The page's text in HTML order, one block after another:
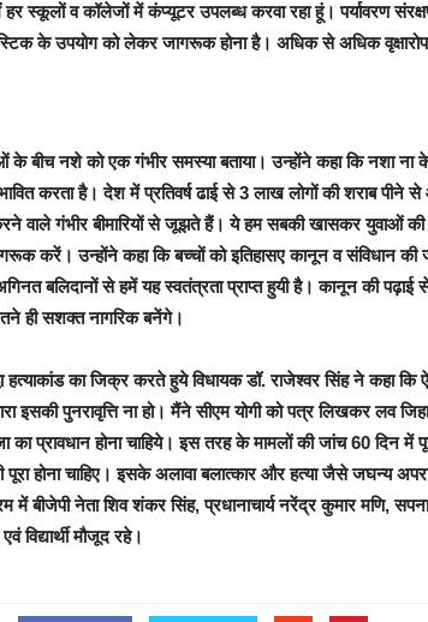
स्कूलों व कॉलेजों में कंप्यूटर उपलब्ध करवा रहा हूं। पर्यावरण
के उपयोग को लेकर जागरूक होना है। अधिक से अधिक
के बीच नशे को एक गंभीर समस्या बताया। उन्होंने कहा कि नशा ना
करता है। देश में प्रतिवर्ष ढाई से 3 लाख लोगों की शराब
वाले गंभीर बीमारियों से जूझते हैं। ये हम सबकी खासकर युवाओं
करें। उन्होंने कहा कि बच्चों को इतिहासए कानून व संविधान की
बलिदानों से हमें यह स्वतंत्रता प्राप्त हुयी है। कानून की
ही सशक्त नागरिक बनेंगे।
हत्याकांड का जिक्र करते हुये विधायक डॉ. राजेश्वर सिंह ने कहा
इसकी पुनरावृत्ति ना हो। मैंने सीएम योगी को पत्र लिखकर लव
प्रावधान होना चाहिये। इस तरह के मामलों की जांच 60 दिन में
पूरा होना चाहिए। इसके अलावा बलात्कार और हत्या जैसे जघन्य
में बीजेपी नेता शिव शंकर सिंह, प्रधानाचार्य नरेंद्र कुमार मणि,
विद्यार्थी मौजूद रहे।